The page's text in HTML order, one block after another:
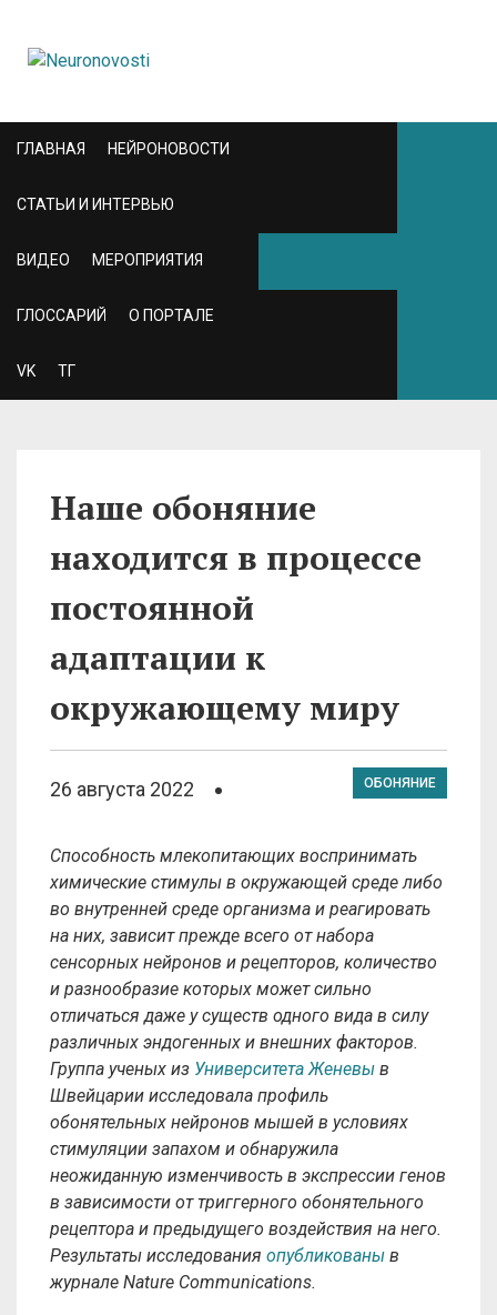
ГЛАВНАЯ НЕЙРОНОВОСТИ
СТАТЬИ И ИНТЕРВЬЮ
ВИДЕО МЕРОПРИЯТИЯ
ГЛОССАРИЙ О ПОРТАЛЕ
VK ТГ
Наше обоняние
находится в процессе
постоянной
адаптации к
окружающему миру
26 августа 2022 ОБОНЯНИЕ
Способность млекопитающих воспринимать
химические стимулы в окружающей среде либо
во внутренней среде организма и реагировать
на них, зависит прежде всего от набора
сенсорных нейронов и рецепторов, количество
и разнообразие которых может сильно
отличаться даже у существ одного вида в силу
различных эндогенных и внешних факторов.
Группа ученых из Университета Женевы в
Швейцарии исследовала профиль
обонятельных нейронов мышей в условиях
стимуляции запахом и обнаружила
неожиданную изменчивость в экспрессии генов
в зависимости от триггерного обонятельного
рецептора и предыдущего воздействия на него.
Результаты исследования опубликованы в
журнале Nature Communications.